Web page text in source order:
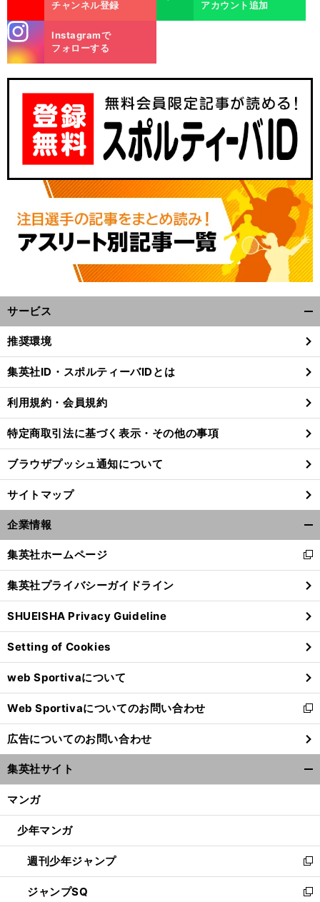
二
」 。
悲
」
前
へ
チャンネル登録 アカウント追加
m
Instagramで
フォローする
サービス
閉
る
推奨環境
集英社ID・スポルティーバIDとは
利用規約・会員規約
特定商取引法に基づく表示・その他の事項
ブラウザプッシュ通知について
サイトマップ
企業情報
閉
る
集英社ホームページ
新
し
い
ウ
ィ
ン
ド
ウ
で
開
く
集英社プライバシーガイドライン
SHUEISHA Privacy Guideline
Setting of Cookies
web Sportivaについて
Web Sportivaについてのお問い合わせ
新
し
い
ウ
ィ
ン
ウ
開
く
広告についてのお問い合わせ
集英社サイト
マンガ
少年マンガ
週刊少年ジャンプ
新
し
い
ジャンプSQ
新